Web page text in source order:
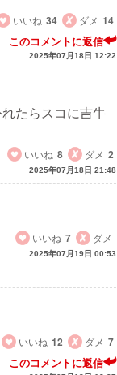
いいね 34 ダメ 14
このコメントに返信
2025年07月18日 12:22
たらスコに吉牛
いいね 8 ダメ 2
2025年07月18日 21:48
いいね 7 ダメ
2025年07月19日 00:53
いいね 12 ダメ 7
このコメントに返信